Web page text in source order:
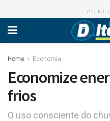
Home Economia
Economize
frios
O uso consciente do